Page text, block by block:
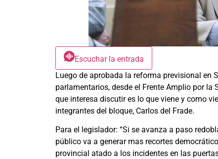
Escuchar la entrada
Luego de aprobada la reforma previsional en
parlamentarios, desde el Frente Amplio por
que interesa discutir es lo que viene y como
integrantes del bloque, Carlos del Frade.
Para el legislador: “Si se avanza a paso
público va a generar mas recortes
provincial atado a los incidentes en las